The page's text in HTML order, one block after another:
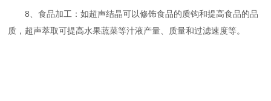
8、食品加工：如超声结晶可以修饰食品的质钩和提高食品的品
质，超声萃取可提高水果蔬菜等汁液产量、质量和过滤速度等。